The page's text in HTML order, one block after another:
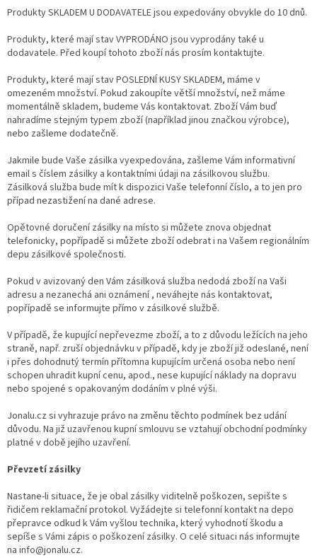
Produkty SKLADEM U DODAVATELE jsou expedovány obvykle do 10 dnů.
Produkty, které mají stav VYPRODÁNO jsou vyprodány také u
dodavatele. Před koupí tohoto zboží nás prosím kontaktujte.
Produkty, které mají stav POSLEDNÍ KUSY SKLADEM, máme v
omezeném množství. Pokud zakoupíte větší množství, než máme
momentálně skladem, budeme Vás kontaktovat. Zboží Vám buď
nahradíme stejným typem zboží (například jinou značkou výrobce),
nebo zašleme dodatečně.
Jakmile bude Vaše zásilka vyexpedována, zašleme Vám informativní
email s číslem zásilky a kontaktními údaji na zásilkovou službu.
Zásilková služba bude mít k dispozici Vaše telefonní číslo, a to jen pro
případ nezastižení na dané adrese.
Opětovné doručení zásilky na místo si můžete znova objednat
telefonicky, popřípadě si můžete zboží odebrat i na Vašem regionálním
depu zásilkové společnosti.
Pokud v avizovaný den Vám zásilková služba nedodá zboží na Vaši
adresu a nezanechá ani oznámení , neváhejte nás kontaktovat,
popřípadě se informujte přímo v zásilkové službě.
V případě, že kupující nepřevezme zboží, a to z důvodu ležících na jeho
straně, např. zruší objednávku v případě, kdy je zboží již odeslané, není
i přes dohodnutý termín přítomna kupujícím určená osoba nebo není
schopen uhradit kupní cenu, apod., nese kupující náklady na dopravu
nebo spojené s opakovaným dodáním v plné výši.
Jonalu.cz si vyhrazuje právo na změnu těchto podmínek bez udání
důvodu. Na již uzavřenou kupní smlouvu se vztahují obchodní podmínky
platné v době jejího uzavření.
Převzetí zásilky
Nastane-li situace, že je obal zásilky viditelně poškozen, sepište s
řidičem reklamační protokol. Vyžádejte si telefonní kontakt na depo
přepravce odkud k Vám vyšlou technika, který vyhodnotí škodu a
sepíše s Vámi zápis o poškození zásilky. O celé situaci nás informujte
na info@jonalu.cz.